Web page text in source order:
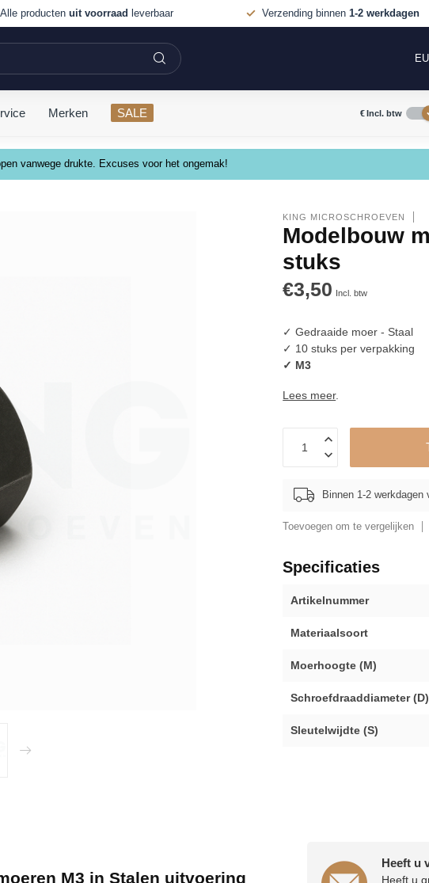
Alle producten uit voorraad leverbaar Verzending binnen 1-2 werkdagen
Merken SALE €Incl. btw
vanwege drukte. Excuses voor het ongemak!
KING MICROSCHROEVEN
Modelbouw
stuks
€3,50 Incl. btw
✓ Gedraaide moer - Staal
✓ 10 stuks per verpakking
✓ M3
Lees meer.
Binnen 1-2 werkdagen
Toevoegen om te vergelijken
Specificaties
Artikelnummer
Materiaalsoort
Moerhoogte (M)
Schroefdraaddiameter (D)
Sleutelwijdte (S)
M3 in Stalen uitvoering
Heeft u
Heeft u